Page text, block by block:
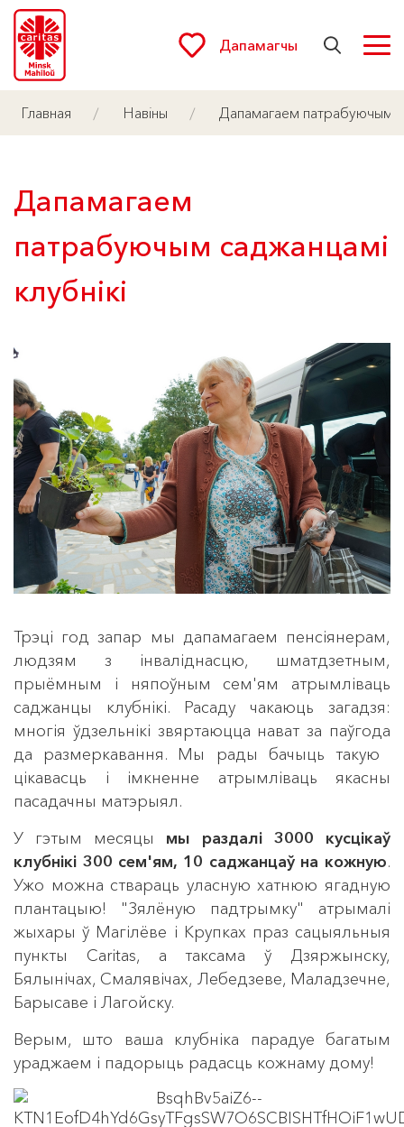
Дапамагчы
Главная Навіны Дапамагаем патрабуючым
Дапамагаем
патрабуючым саджанцамі
клубнікі
Трэці год запар мы дапамагаем пенсіянерам,
людзям з інваліднасцю, шматдзетным,
прыёмным і няпоўным сем'ям атрымліваць
саджанцы клубнікі. Расаду чакаюць загадзя:
многія ўдзельнікі звяртаюцца нават за паўгода
да размеркавання. Мы рады бачыць такую ​​
цікавасць і імкненне атрымліваць якасны
пасадачны матэрыял.
У гэтым месяцы мы раздалі 3000 кусцікаў
клубнікі 300 сем'ям, 10 саджанцаў на кожную.
Ужо можна ствараць уласную хатнюю ягадную
плантацыю! "Зялёную падтрымку" атрымалі
жыхары ў Магілёве і Крупках праз сацыяльныя
пункты Caritas, а таксама ў Дзяржынску,
Бялынічах, Смалявічах, Лебедзеве, Маладзечне,
Барысаве і Лагойску.
Верым, што ваша клубніка парадуе багатым
ураджаем і падорыць радасць кожнаму дому!